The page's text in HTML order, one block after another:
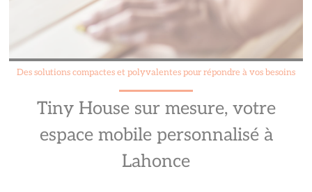
Des solutions compactes et polyvalentes pour répondre à vos besoins
Tiny House sur mesure, votre
espace mobile personnalisé à
Lahonce